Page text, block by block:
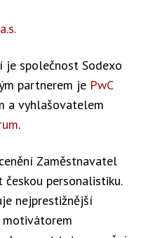
je společnost Sodexo
partnerem je PwC
a vyhlašovatelem
.
Zaměstnavatel
personalistiku.
nejprestižnější
motivátorem